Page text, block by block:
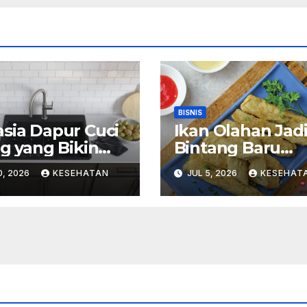
Dapur Cuci
yang Bikin
Memasak
2026 KESEHATAN
BISNIS
Ikan Olahan Jadi
Bintang Baru
Kuliner Modern
JUL 5, 2026